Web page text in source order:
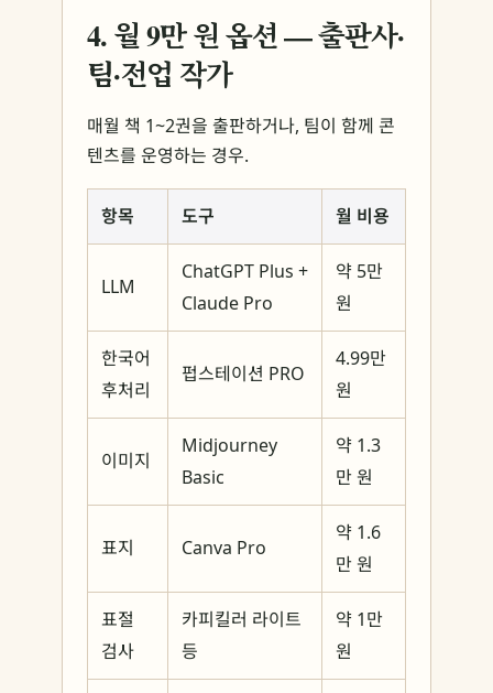
4. 월 9만 원 옵션 — 출판사·
팀·전업 작가
매월 책 1~2권을 출판하거나, 팀이 함께 콘
텐츠를 운영하는 경우.
항목 도구 월 비용
LLM
ChatGPT Plus +
Claude Pro
약 5만
원
한국어
후처리
펍스테이션 PRO
4.99만
원
이미지
Midjourney
Basic
약 1.3
만 원
표지 Canva Pro
약 1.6
만 원
표절
검사
카피킬러 라이트
등
약 1만
원